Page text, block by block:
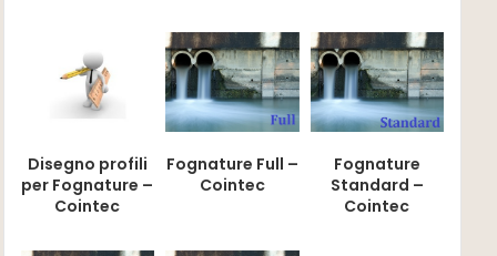
Disegno profili
per Fognature –
Cointec
Fognature Full –
Cointec
Fognature
Standard –
Cointec